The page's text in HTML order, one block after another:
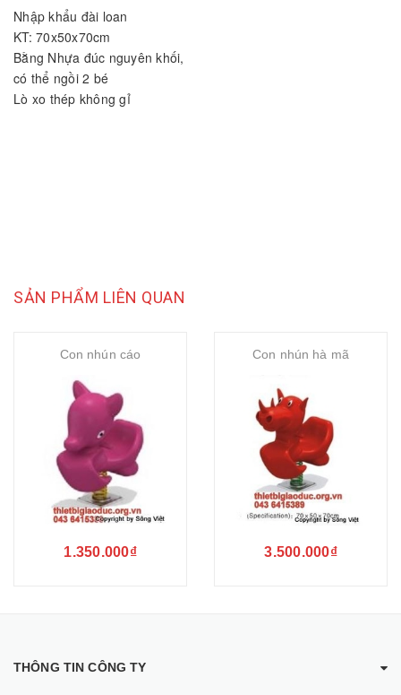
Nhập khẩu đài loan
KT: 70x50x70cm
Bằng Nhựa đúc nguyên khối,
có thể ngồi 2 bé
Lò xo thép không gỉ
SẢN PHẨM LIÊN QUAN
Con nhún cáo
1.350.000₫
Con nhún hà mã
3.500.000₫
THÔNG TIN CÔNG TY